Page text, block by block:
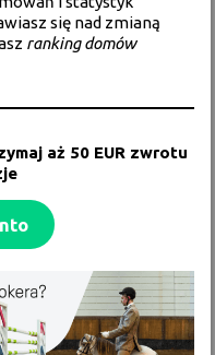
się nad zmianą
ranking domów
aż 50 EUR zwrotu